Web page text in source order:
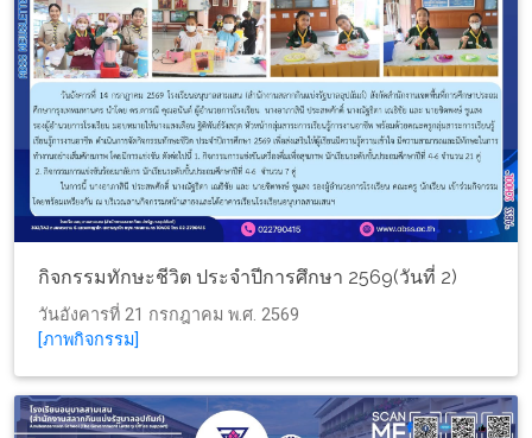
กิจกรรมทักษะชีวิต ประจำปีการศึกษา 2569(วันที่ 2)
วันอังคารที่ 21 กรกฎาคม พ.ศ. 2569
[ภาพกิจกรรม]